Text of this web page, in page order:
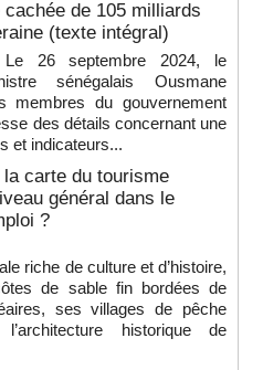
cachée de 105 milliards
(texte intégral)
Le 26 septembre 2024, le
sénégalais Ousmane
membres du gouvernement
des détails concernant une
et indicateurs...
carte du tourisme
général dans le
?
riche de culture et d’histoire,
de sable fin bordées de
ses villages de pêche
l’architecture historique de